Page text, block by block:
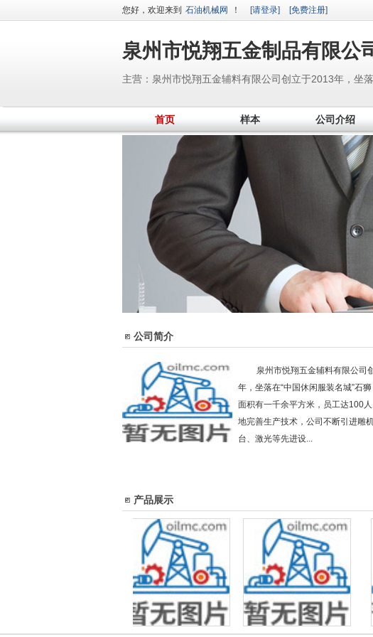
您好，欢迎来到 石油机械网 ！ [请登录] [免费注册]
泉州市悦翔五金制品有限公
主营：泉州市悦翔五金辅料有限公司创立于2013年，
帽及箱包等五金配件,产品有撞钉、四合扣、牛仔扣、皮
主要销往美国、印度、巴西、巴基斯坦、意大利等十几国
首页 样本 公司介绍
公司简介
泉州市悦翔五金辅料有限公司
年，坐落在“中国休闲服装名城”石
面积有一千余平方米，员工达100
地完善生产技术，公司不断引进雕
台、激光等先进设...
产品展示
翔五金专业提供最优质的鞋 鞋扣价格：想买性价比最高的 福建新品鞋扣：福建可信赖的 性